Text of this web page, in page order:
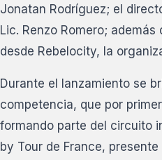
Jonatan Rodríguez; el
Lic. Renzo Romero;
desde Rebelocity, la
Durante el lanzamiento se
competencia, que por
formando parte del circuito
by Tour de France,